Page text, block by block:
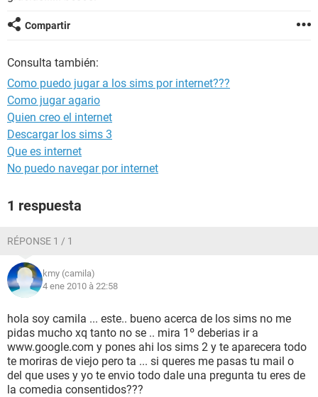
Compartir
Consulta también:
Como puedo jugar a los sims por internet???
Como jugar agario
Quien creo el internet
Descargar los sims 3
Que es internet
No puedo navegar por internet
1 respuesta
RÉPONSE 1 / 1
kmy (camila)
4 ene 2010 à 22:58
hola soy camila ... este.. bueno acerca de los sims no me
pidas mucho xq tanto no se .. mira 1º deberias ir a
www.google.com y pones ahi los sims 2 y te aparecera todo
te moriras de viejo pero ta ... si queres me pasas tu mail o
del que uses y yo te envio todo dale una pregunta tu eres de
la comedia consentidos???